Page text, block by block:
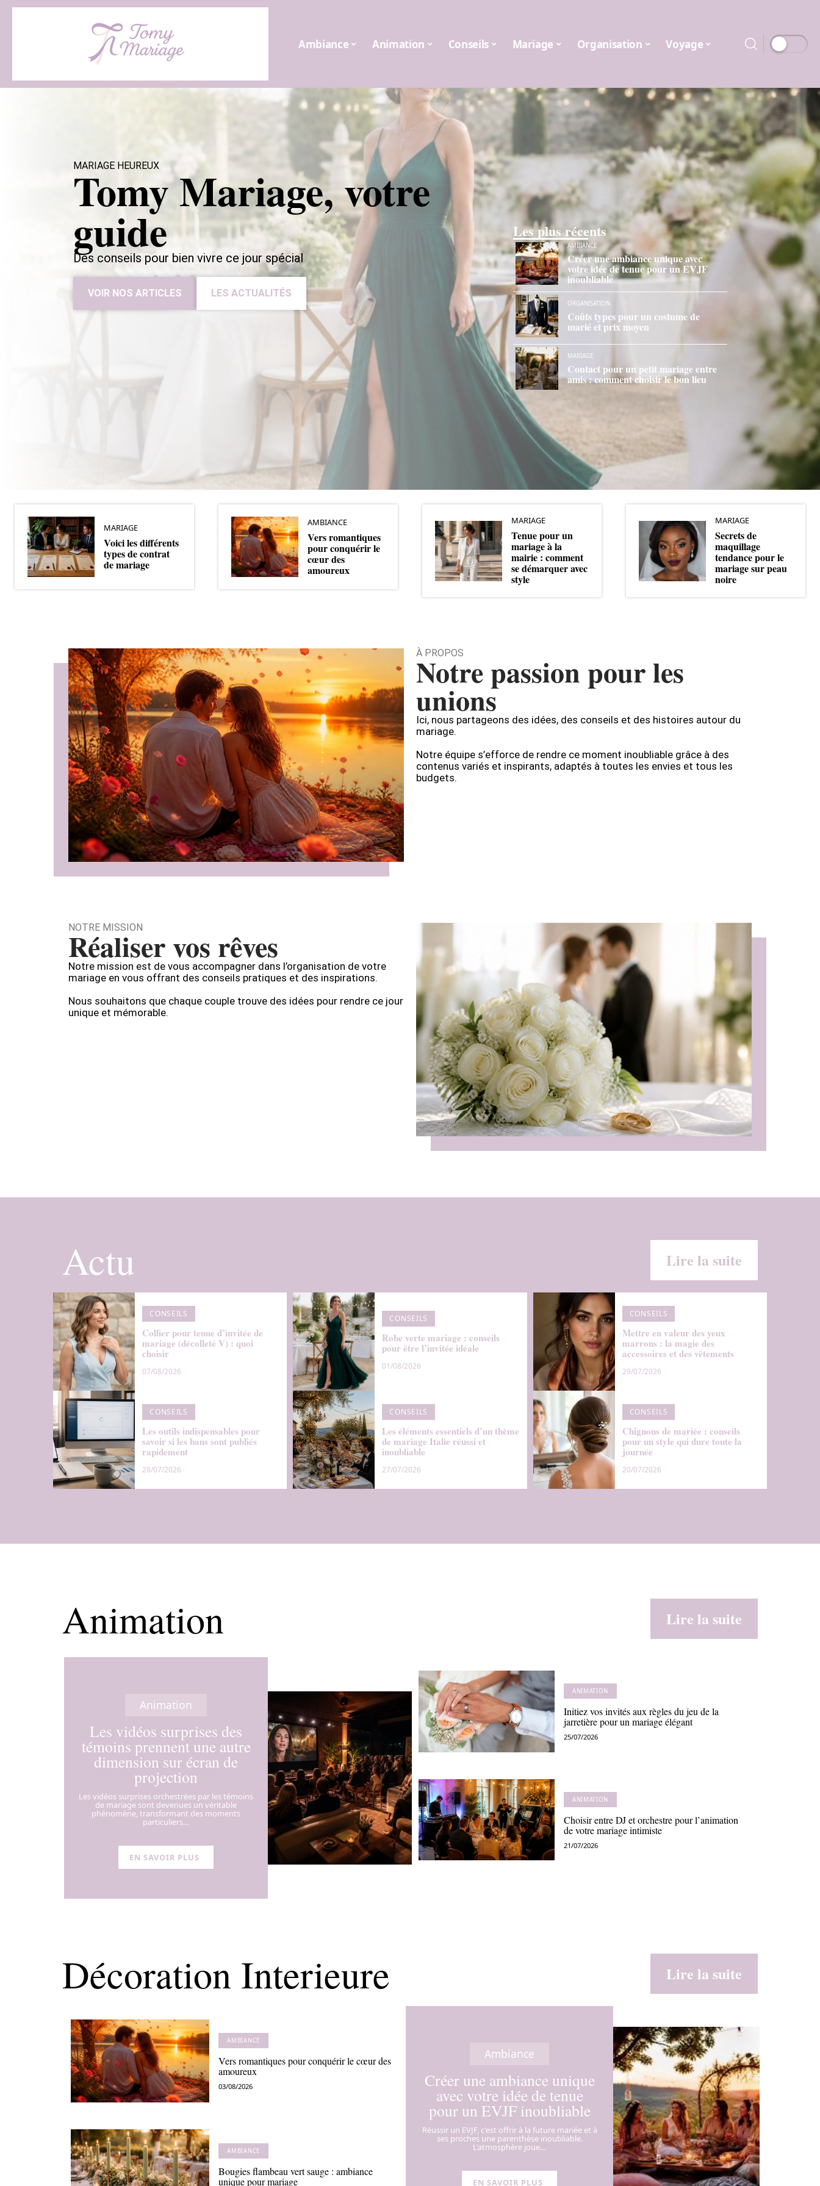
Ambiance Animation Conseils Mariage Organisation Voyage
MARIAGE HEUREUX
Tomy Mariage, votre
guide
Des conseils pour bien vivre ce jour spécial
VOIR NOS ARTICLES LES ACTUALITÉS
Les plus récents
AMBIANCE
Créer une ambiance unique avec
votre idée de tenue pour un EVJF
inoubliable
ORGANISATION
Coûts types pour un costume de
marié et prix moyen
MARIAGE
Contact pour un petit mariage entre
amis : comment choisir le bon lieu
MARIAGE
Voici les différents
types de contrat
de mariage
AMBIANCE
Vers romantiques
pour conquérir le
cœur des
amoureux
MARIAGE
Tenue pour un
mariage à la
mairie : comment
se démarquer avec
style
MARIAGE
Secrets de
maquillage
tendance pour le
mariage sur peau
noire
À PROPOS
Notre passion pour les
unions
Ici, nous partageons des idées, des conseils et des histoires autour du
mariage.
Notre équipe s’efforce de rendre ce moment inoubliable grâce à des
contenus variés et inspirants, adaptés à toutes les envies et tous les
budgets.
NOTRE MISSION
Réaliser vos rêves
Notre mission est de vous accompagner dans l’organisation de votre
mariage en vous offrant des conseils pratiques et des inspirations.
Nous souhaitons que chaque couple trouve des idées pour rendre ce jour
unique et mémorable.
Actu Lire la suite
CONSEILS
Collier pour tenue d’invitée de
mariage (décolleté V) : quoi
choisir
07/08/2026
CONSEILS
Robe verte mariage : conseils
pour être l’invitée idéale
01/08/2026
CONSEILS
Mettre en valeur des yeux
marrons : la magie des
accessoires et des vêtements
29/07/2026
CONSEILS
Les outils indispensables pour
savoir si les bans sont publiés
rapidement
28/07/2026
CONSEILS
Les éléments essentiels d’un thème
de mariage Italie réussi et
inoubliable
27/07/2026
CONSEILS
Chignons de mariée : conseils
pour un style qui dure toute la
journée
20/07/2026
Animation Lire la suite
Animation
Les vidéos surprises des
témoins prennent une autre
dimension sur écran de
projection
Les vidéos surprises orchestrées par les témoins
de mariage sont devenues un véritable
phénomène, transformant des moments
particuliers…
EN SAVOIR PLUS
ANIMATION
Initiez vos invités aux règles du jeu de la
jarretière pour un mariage élégant
25/07/2026
ANIMATION
Choisir entre DJ et orchestre pour l’animation
de votre mariage intimiste
21/07/2026
Décoration Interieure Lire la suite
AMBIANCE
Vers romantiques pour conquérir le cœur des
amoureux
03/08/2026
AMBIANCE
Bougies flambeau vert sauge : ambiance
unique pour mariage
Ambiance
Créer une ambiance unique
avec votre idée de tenue
pour un EVJF inoubliable
Réussir un EVJF, c'est offrir à la future mariée et à
ses proches une parenthèse inoubliable.
L'atmosphère joue…
EN SAVOIR PLUS